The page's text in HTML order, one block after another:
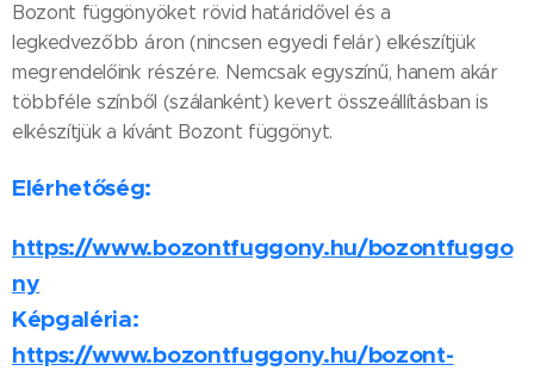
Bozont függönyöket rövid határidővel és a
legkedvezőbb áron (nincsen egyedi felár) elkészítjük
megrendelőink részére. Nemcsak egyszínű, hanem akár
többféle színből (szálanként) kevert összeállításban is
elkészítjük a kívánt Bozont függönyt.
Elérhetőség:
https://www.bozontfuggony.hu/bozontfuggo
ny
Képgaléria:
https://www.bozontfuggony.hu/bozont-